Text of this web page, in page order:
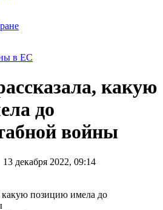
в ЕС
какую
до
войны
декабря 2022, 09:14